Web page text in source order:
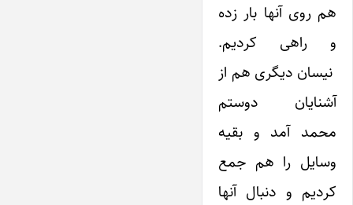
هم روی آنها بار زده
و راهی کردیم.
نیسان دیگری هم از
آشنایان دوستم
محمد آمد و بقیه
وسایل را هم جمع
کردیم و دنبال آنها